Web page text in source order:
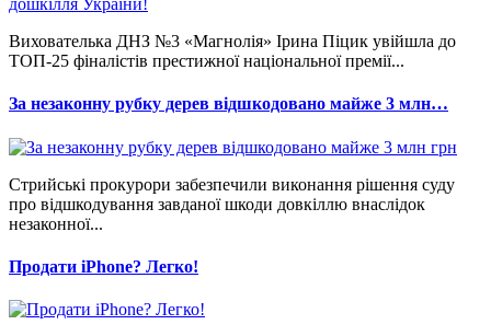
Вихователька ДНЗ №3 «Магнолія» Ірина Піцик увійшла до
ТОП-25 фіналістів престижної національної премії...
За незаконну рубку дерев відшкодовано майже 3 млн…
Стрийські прокурори забезпечили виконання рішення суду
про відшкодування завданої шкоди довкіллю внаслідок
незаконної...
Продати iPhone? Легко!